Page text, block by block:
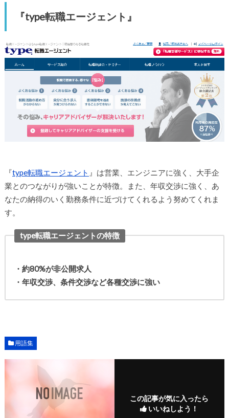
『type転職エージェント』
『type転職エージェント 』は営業、エンジニアに強く、大手企
業とのつながりが強いことが特徴。また、年収交渉に強く、あ
なたの納得のいく勤務条件に近づけてくれるよう努めてくれま
す。
type転職エージェントの特徴
・約80%が非公開求人
・年収交渉、条件交渉など各種交渉に強い
用語集
この記事が気に入ったら
いいねしよう！